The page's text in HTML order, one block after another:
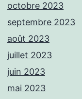
octobre 2023
septembre 2023
août 2023
juillet 2023
juin 2023
mai 2023